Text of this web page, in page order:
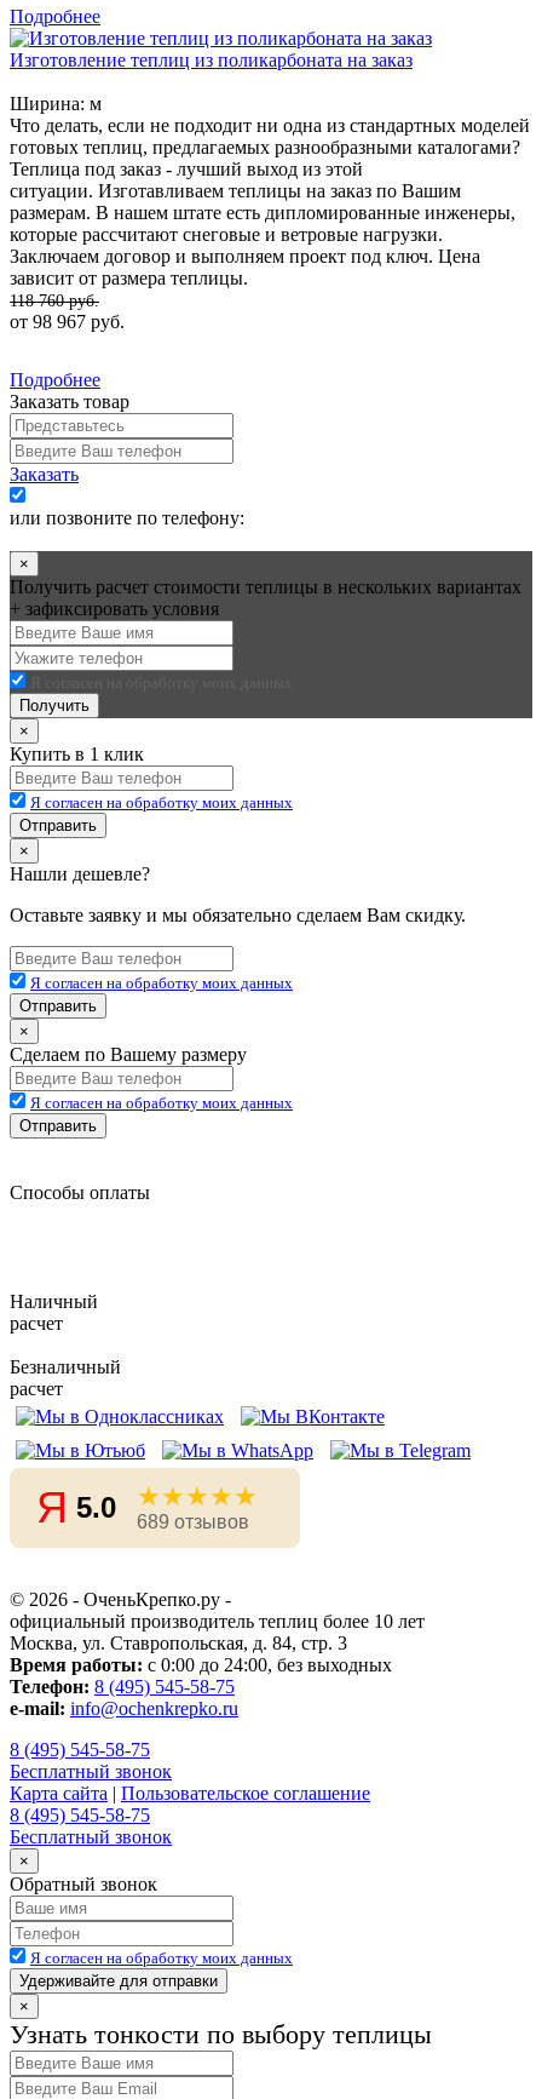
Подробнее
Изготовление теплиц из поликарбоната на заказ
Ширина: м
Что делать, если не подходит ни одна из стандартных моделей
готовых теплиц, предлагаемых разнообразными каталогами?
Теплица под заказ - лучший выход из этой
ситуации. Изготавливаем теплицы на заказ по Вашим
размерам. В нашем штате есть дипломированные инженеры,
которые рассчитают снеговые и ветровые нагрузки.
Заключаем договор и выполняем проект под ключ. Цена
зависит от размера теплицы.
118 760 руб.
от 98 967 руб.
Подробнее
Заказать товар
Заказать
или позвоните по телефону:
×
Получить расчет стоимости теплицы в нескольких вариантах
+ зафиксировать условия
Я согласен на обработку моих данных
Получить
×
Купить в 1 клик
Я согласен на обработку моих данных
Отправить
×
Нашли дешевле?
Оставьте заявку и мы обязательно сделаем Вам скидку.
Я согласен на обработку моих данных
Отправить
×
Сделаем по Вашему размеру
Я согласен на обработку моих данных
Отправить
Способы оплаты
Наличный
расчет
Безналичный
расчет
Я 5.0 ★★★★★
689 отзывов
© 2026 - ОченьКрепко.ру -
официальный производитель теплиц более 10 лет
Москва, ул. Ставропольская, д. 84, стр. 3
Время работы: с 0:00 до 24:00, без выходных
Телефон: 8 (495) 545-58-75
e-mail: info@ochenkrepko.ru
8 (495) 545-58-75
Бесплатный звонок
Карта сайта | Пользовательское соглашение
8 (495) 545-58-75
Бесплатный звонок
×
Обратный звонок
Я согласен на обработку моих данных
Удерживайте для отправки
×
Узнать тонкости по выбору теплицы